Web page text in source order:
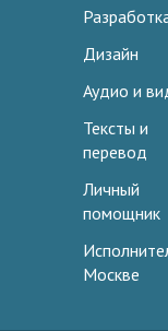
Дизайн
Аудио и
Тексты и
перевод
Личный
помощник
Москве